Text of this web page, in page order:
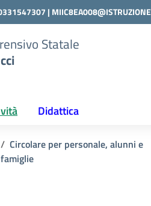
|
Statale
Didattica
Circolare per personale, alunni e
famiglie